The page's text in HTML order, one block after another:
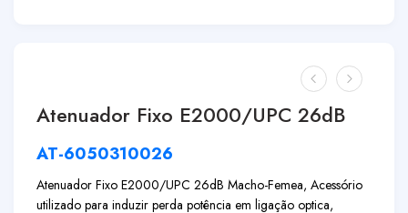
Atenuador Fixo E2000/UPC 26dB
AT-6050310026
Atenuador Fixo E2000/UPC 26dB Macho-Femea, Acessório
utilizado para induzir perda potência em ligação optica,